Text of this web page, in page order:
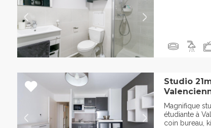
Studio
Magnifique
étudiante à
coin bureau,